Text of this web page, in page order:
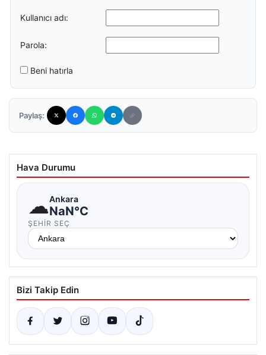
Kullanıcı adı:
Parola:
Beni hatırla
Paylaş:
Hava Durumu
☁Ankara
NaN°C
ŞEHIR SEÇ
Bizi Takip Edin